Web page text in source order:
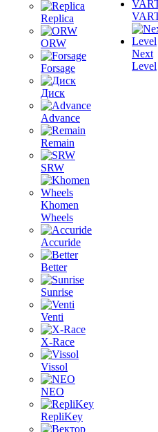
Replica
ORW
Forsage
Диск
Advance
Remain
SRW
Khomen
Wheels
Accuride
Better
Sunrise
Venti
X-Race
Vissol
NEO
RepliKey
Next
Level